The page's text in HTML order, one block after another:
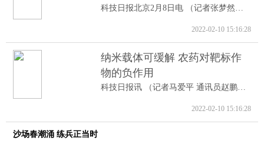
2022-02-10 15:16:28
纳米载体可缓解 农药对靶标作
物的负作用
2022-02-10 15:16:28
沙场春潮涌 练兵正当时